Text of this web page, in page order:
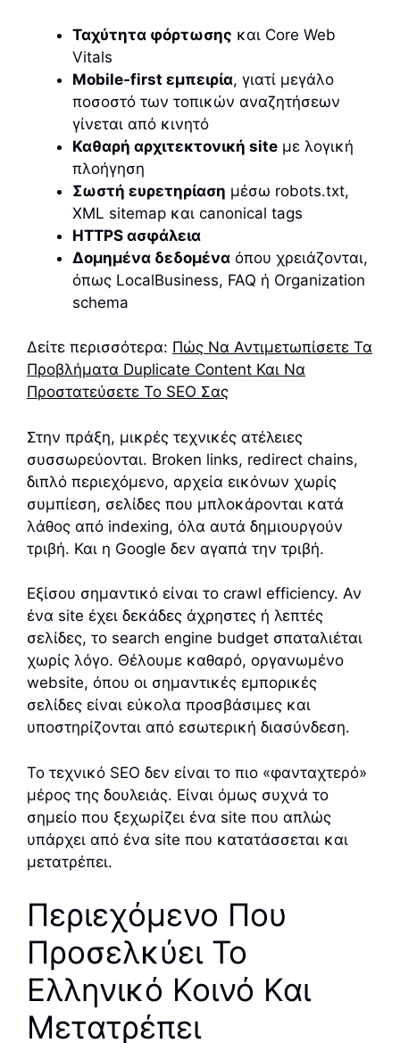
Ταχύτητα φόρτωσης και Core Web
Vitals
Mobile-first εμπειρία, γιατί μεγάλο
ποσοστό των τοπικών αναζητήσεων
γίνεται από κινητό
Καθαρή αρχιτεκτονική site με λογική
πλοήγηση
Σωστή ευρετηρίαση μέσω robots.txt,
XML sitemap και canonical tags
HTTPS ασφάλεια
Δομημένα δεδομένα όπου χρειάζονται,
όπως LocalBusiness, FAQ ή Organization
schema
Δείτε περισσότερα: Πώς Να Αντιμετωπίσετε Τα
Προβλήματα Duplicate Content Και Να
Προστατεύσετε Το SEO Σας
Στην πράξη, μικρές τεχνικές ατέλειες
συσσωρεύονται. Broken links, redirect chains,
διπλό περιεχόμενο, αρχεία εικόνων χωρίς
συμπίεση, σελίδες που μπλοκάρονται κατά
λάθος από indexing, όλα αυτά δημιουργούν
τριβή. Και η Google δεν αγαπά την τριβή.
Εξίσου σημαντικό είναι το crawl efficiency. Αν
ένα site έχει δεκάδες άχρηστες ή λεπτές
σελίδες, το search engine budget σπαταλιέται
χωρίς λόγο. Θέλουμε καθαρό, οργανωμένο
website, όπου οι σημαντικές εμπορικές
σελίδες είναι εύκολα προσβάσιμες και
υποστηρίζονται από εσωτερική διασύνδεση.
Το τεχνικό SEO δεν είναι το πιο «φανταχτερό»
μέρος της δουλειάς. Είναι όμως συχνά το
σημείο που ξεχωρίζει ένα site που απλώς
υπάρχει από ένα site που κατατάσσεται και
μετατρέπει.
Περιεχόμενο Που
Προσελκύει Το
Ελληνικό Κοινό Και
Μετατρέπει